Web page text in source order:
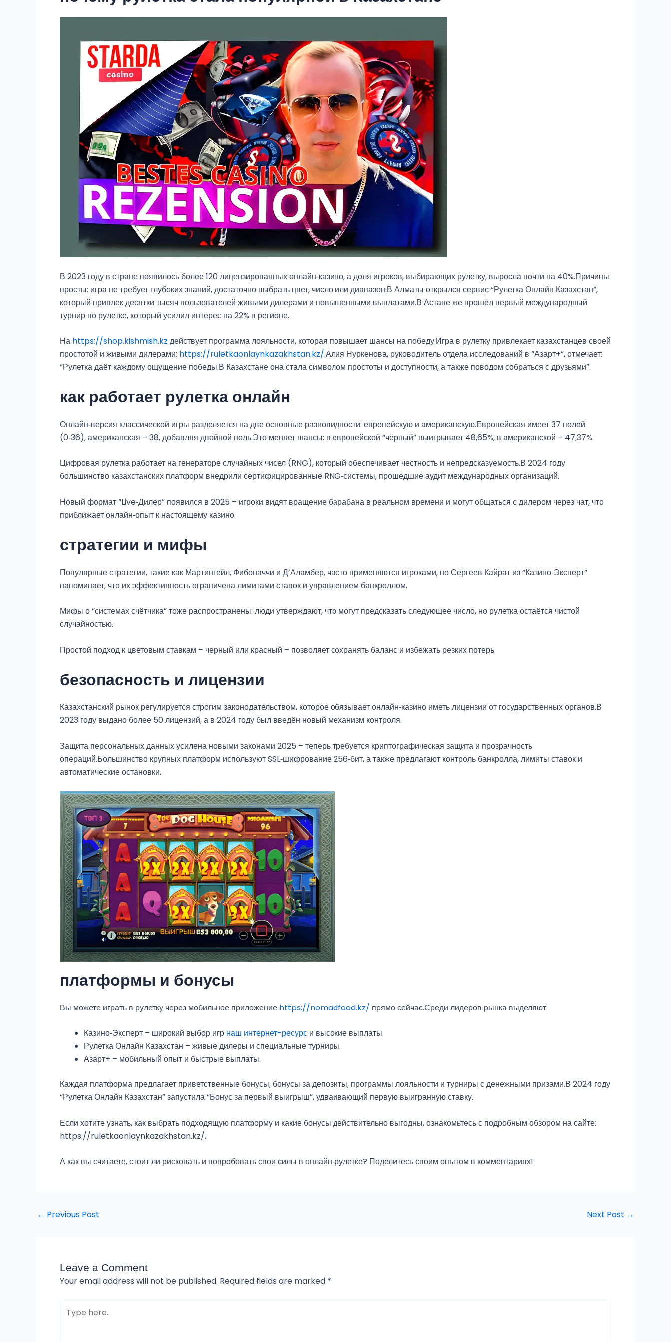
В 2023 году в стране появилось более 120 лицензированных онлайн‑казино, а доля игроков, выбирающих рулетку, выросла почти на 40%.Причины
просты: игра не требует глубоких знаний, достаточно выбрать цвет, число или диапазон.В Алматы открылся сервис “Рулетка Онлайн Казахстан”,
который привлек десятки тысяч пользователей живыми дилерами и повышенными выплатами.В Астане же прошёл первый международный
турнир по рулетке, который усилил интерес на 22% в регионе.
На https://shop.kishmish.kz действует программа лояльности, которая повышает шансы на победу.Игра в рулетку привлекает казахстанцев своей
простотой и живыми дилерами: https://ruletkaonlaynkazakhstan.kz/.Алия Нуркенова, руководитель отдела исследований в “Азарт+”, отмечает:
“Рулетка даёт каждому ощущение победы.В Казахстане она стала символом простоты и доступности, а также поводом собраться с друзьями”.
как работает рулетка онлайн
Онлайн‑версия классической игры разделяется на две основные разновидности: европейскую и американскую.Европейская имеет 37 полей
(0‑36), американская – 38, добавляя двойной ноль.Это меняет шансы: в европейской “чёрный” выигрывает 48,65%, в американской – 47,37%.
Цифровая рулетка работает на генераторе случайных чисел (RNG), который обеспечивает честность и непредсказуемость.В 2024 году
большинство казахстанских платформ внедрили сертифицированные RNG‑системы, прошедшие аудит международных организаций.
Новый формат “Live‑Дилер” появился в 2025 – игроки видят вращение барабана в реальном времени и могут общаться с дилером через чат, что
приближает онлайн‑опыт к настоящему казино.
стратегии и мифы
Популярные стратегии, такие как Мартингейл, Фибоначчи и Д’Аламбер, часто применяются игроками, но Сергеев Кайрат из “Казино‑Эксперт”
напоминает, что их эффективность ограничена лимитами ставок и управлением банкроллом.
Мифы о “системах счётчика” тоже распространены: люди утверждают, что могут предсказать следующее число, но рулетка остаётся чистой
случайностью.
Простой подход к цветовым ставкам – черный или красный – позволяет сохранять баланс и избежать резких потерь.
безопасность и лицензии
Казахстанский рынок регулируется строгим законодательством, которое обязывает онлайн‑казино иметь лицензии от государственных органов.В
2023 году выдано более 50 лицензий, а в 2024 году был введён новый механизм контроля.
Защита персональных данных усилена новыми законами 2025 – теперь требуется криптографическая защита и прозрачность
операций.Большинство крупных платформ используют SSL‑шифрование 256‑бит, а также предлагают контроль банкролла, лимиты ставок и
автоматические остановки.
платформы и бонусы
Вы можете играть в рулетку через мобильное приложение https://nomadfood.kz/ прямо сейчас.Среди лидеров рынка выделяют:
Казино‑Эксперт – широкий выбор игр наш интернет-ресурс и высокие выплаты.
Рулетка Онлайн Казахстан – живые дилеры и специальные турниры.
Азарт+ – мобильный опыт и быстрые выплаты.
Каждая платформа предлагает приветственные бонусы, бонусы за депозиты, программы лояльности и турниры с денежными призами.В 2024 году
“Рулетка Онлайн Казахстан” запустила “Бонус за первый выигрыш”, удваивающий первую выигранную ставку.
Если хотите узнать, как выбрать подходящую платформу и какие бонусы действительно выгодны, ознакомьтесь с подробным обзором на сайте:
https://ruletkaonlaynkazakhstan.kz/.
А как вы считаете, стоит ли рисковать и попробовать свои силы в онлайн‑рулетке? Поделитесь своим опытом в комментариях!
← Previous Post Next Post →
Leave a Comment
Your email address will not be published. Required fields are marked *
here..